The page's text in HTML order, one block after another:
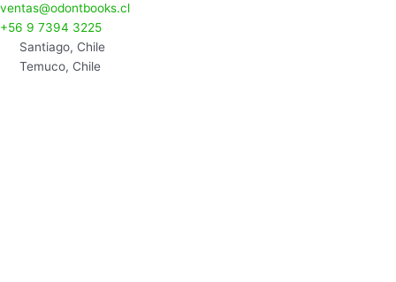
ventas@odontbooks.cl
+56 9 7394 3225
Santiago, Chile
Temuco, Chile